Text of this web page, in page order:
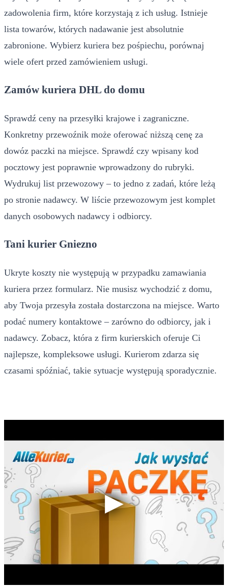
zadowolenia firm, które korzystają z ich usług. Istnieje
lista towarów, których nadawanie jest absolutnie
zabronione. Wybierz kuriera bez pośpiechu, porównaj
wiele ofert przed zamówieniem usługi.
Zamów kuriera DHL do domu
Sprawdź ceny na przesyłki krajowe i zagraniczne.
Konkretny przewoźnik może oferować niższą cenę za
dowóz paczki na miejsce. Sprawdź czy wpisany kod
pocztowy jest poprawnie wprowadzony do rubryki.
Wydrukuj list przewozowy – to jedno z zadań, które leżą
po stronie nadawcy. W liście przewozowym jest komplet
danych osobowych nadawcy i odbiorcy.
Tani kurier Gniezno
Ukryte koszty nie występują w przypadku zamawiania
kuriera przez formularz. Nie musisz wychodzić z domu,
aby Twoja przesyła została dostarczona na miejsce. Warto
podać numery kontaktowe – zarówno do odbiorcy, jak i
nadawcy. Zobacz, która z firm kurierskich oferuje Ci
najlepsze, kompleksowe usługi. Kurierom zdarza się
czasami spóźniać, takie sytuacje występują sporadycznie.